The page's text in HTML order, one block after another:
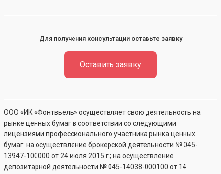
Для получения консультации оставьте заявку
Оставить заявку
ООО «ИК «Фонтвьель» осуществляет свою деятельность на
рынке ценных бумаг в соответствии со следующими
лицензиями профессионального участника рынка ценных
бумаг: на осуществление брокерской деятельности №045-
13947-100000 от 24 июля 2015 г.; на осуществление
депозитарной деятельности №045-14038-000100 от 14